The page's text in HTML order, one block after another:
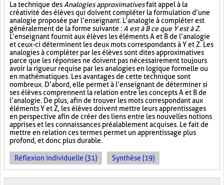
La technique des Analogies approximativesfait appel à la
créativité des élèves qui doivent compléter la formulation d’une
analogie proposée par l’enseignant. L’analogie à compléter est
généralement de la forme suivante : A est à B ce que Y est à Z.
L’enseignant fournit aux élèves les éléments A et B de l’analogie
et ceux-ci déterminent les deux mots correspondants à Y et Z. Les
analogies à compléter par les élèves sont dites approximatives
parce que les réponses ne doivent pas nécessairement toujours
avoir la rigueur requise par les analogies en logique formelle ou
en mathématiques. Les avantages de cette technique sont
nombreux. D’abord, elle permet à l’enseignant de déterminer si
ses élèves comprennent la relation entre les concepts A et B de
l’analogie. De plus, afin de trouver les mots correspondant aux
éléments Y et Z, les élèves doivent mettre leurs apprentissages
en perspective afin de créer des liens entre les nouvelles notions
apprises et les connaissances préalablement acquises. Le fait de
mettre en relation ces termes permet un apprentissage plus
profond, et donc plus durable.
Réflexion individuelle (31) Synthèse (19)